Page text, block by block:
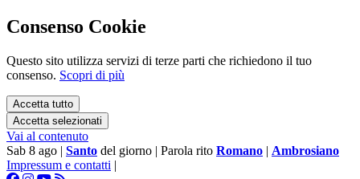
Consenso Cookie
Questo sito utilizza servizi di terze parti che richiedono il tuo
consenso. Scopri di più
Accetta tutto
Accetta selezionati
Vai al contenuto
Sab 8 ago | Santo del giorno | Parola rito Romano | Ambrosiano
Impressum e contatti |